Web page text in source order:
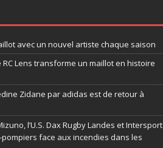
avec un nouvel artiste chaque saison
Lens transforme un maillot en histoire
Zidane par adidas est de retour à
l’U.S. Dax Rugby Landes et Intersport
face aux incendies dans les